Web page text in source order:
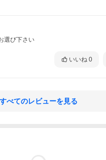
選び下さい
いいね 0
すべてのレビューを見る